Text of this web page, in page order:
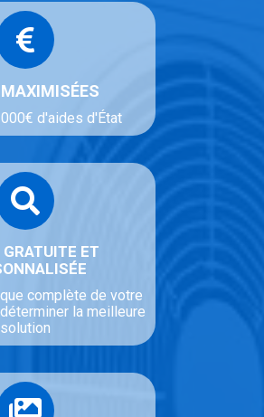
d'aides d'État
GRATUITE ET
complète de votre
la meilleure
solution